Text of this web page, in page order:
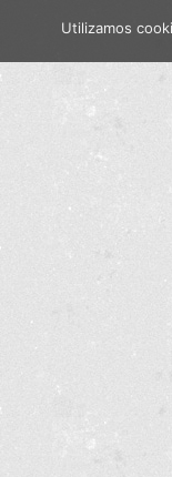
Utilizamos